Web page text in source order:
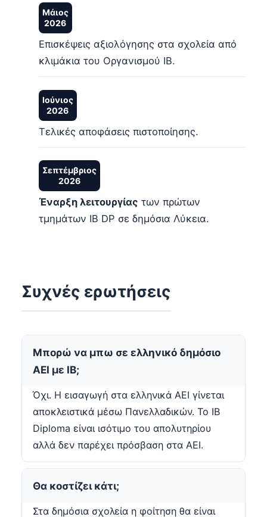
Μάιος
2026
Επισκέψεις αξιολόγησης στα σχολεία από
κλιμάκια του Οργανισμού IB.
Ιούνιος
2026
Τελικές αποφάσεις πιστοποίησης.
Σεπτέμβριος
2026
Έναρξη λειτουργίας των πρώτων
τμημάτων IB DP σε δημόσια Λύκεια.
Συχνές ερωτήσεις
Μπορώ να μπω σε ελληνικό δημόσιο
ΑΕΙ με IB;
Όχι. Η εισαγωγή στα ελληνικά ΑΕΙ γίνεται
αποκλειστικά μέσω Πανελλαδικών. Το IB
Diploma είναι ισότιμο του απολυτηρίου
αλλά δεν παρέχει πρόσβαση στα ΑΕΙ.
Θα κοστίζει κάτι;
Στα δημόσια σχολεία η φοίτηση θα είναι